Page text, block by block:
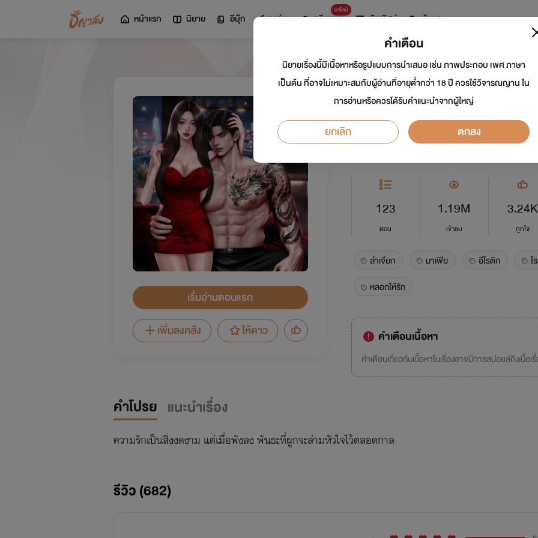
หน้าแรก นิยาย อีบุ๊ก การ์ตูน
มาใหม่
ดรีมแชท ธัญลิสต์ ค้นหา
เริ่มอ่านตอนแรก
เพิ่มลงคลัง
ให้ดาว
BOUND ซ่อนพันธะ
นักเขียน:ลำเจียก Story Truth นักวาด: พิม
อีโรติก
123
ตอน
1.19M
เข้าชม
3.24K
ถูกใจ
ลำเจียก มาเฟีย อีโรติก โ
หลอกให้รัก
คำเตือนเนื้อหา
คำเตือนเกี่ยวกับเนื้อหาในเรื่องอาจมีการสปอยล์ถึงเนื้อเ
คำโปรย แนะนำเรื่อง
ความรักเป็นสิ่งงดงาม แต่เมื่อพังลง พันธะที่ผูกจะล่ามหัวใจไว้ตลอดกาล
รีวิว (682)
คำเตือน
นิยายเรื่องนี้มีเนื้อหาหรือรูปแบบการนำเสนอ เช่น ภาพประกอบ เพศ ภาษา
เป็นต้น ที่อาจไม่เหมาะสมกับผู้อ่านที่อายุต่ำกว่า 18 ปี ควรใช้วิจารณญาน ใน
การอ่านหรือควรได้รับคำแนะนำจากผู้ใหญ่
ยกเลิก ตกลง